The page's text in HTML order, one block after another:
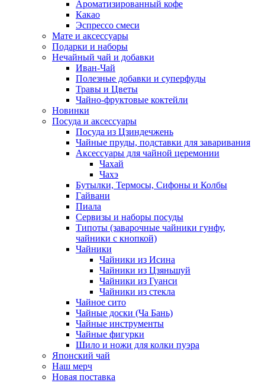
Ароматизированный кофе
Какао
Эспрессо смеси
Мате и аксессуары
Подарки и наборы
Нечайный чай и добавки
Иван-Чай
Полезные добавки и суперфуды
Травы и Цветы
Чайно-фруктовые коктейли
Новинки
Посуда и аксессуары
Посуда из Цзиндечжень
Чайные пруды, подставки для заваривания
Аксессуары для чайной церемонии
Чахай
Чахэ
Бутылки, Термосы, Сифоны и Колбы
Гайвани
Пиала
Сервизы и наборы посуды
Типоты (заварочные чайники гунфу,
чайники с кнопкой)
Чайники
Чайники из Исина
Чайники из Цзяньшуй
Чайники из Гуанси
Чайники из стекла
Чайное сито
Чайные доски (Ча Бань)
Чайные инструменты
Чайные фигурки
Шило и ножи для колки пуэра
Японский чай
Наш мерч
Новая поставка